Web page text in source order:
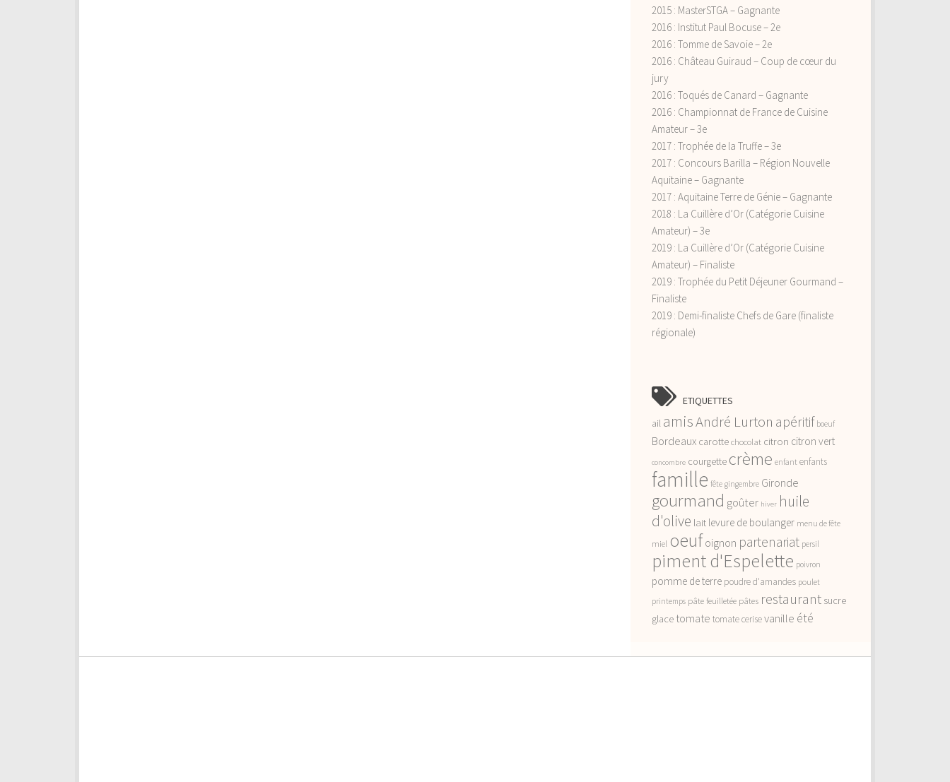
2015 : MasterSTGA – Gagnante
2016 : Institut Paul Bocuse – 2e
2016 : Tomme de Savoie – 2e
2016 : Château Guiraud – Coup de cœur du
jury
2016 : Toqués de Canard – Gagnante
2016 : Championnat de France de Cuisine
Amateur – 3e
2017 : Trophée de la Truffe – 3e
2017 : Concours Barilla – Région Nouvelle
Aquitaine – Gagnante
2017 : Aquitaine Terre de Génie – Gagnante
2018 : La Cuillère d’Or (Catégorie Cuisine
Amateur) – 3e
2019 : La Cuillère d’Or (Catégorie Cuisine
Amateur) – Finaliste
2019 : Trophée du Petit Déjeuner Gourmand –
Finaliste
2019 : Demi-finaliste Chefs de Gare (finaliste
régionale)
ETIQUETTES
ail amisAndré Lurton apéritif boeuf
Bordeaux carottechocolat citron citron vert
concombre courgette crème enfant enfants
famille fête gingembre Gironde
gourmand goûter hiver huile
d'olive lait levure de boulanger menu de fête
miel oeuf oignon partenariat persil
piment d'Espelette poivron
pomme de terre poudre d'amandes poulet
printemps pâte feuilletée pâtes restaurant sucre
glace tomate tomate cerisevanille été